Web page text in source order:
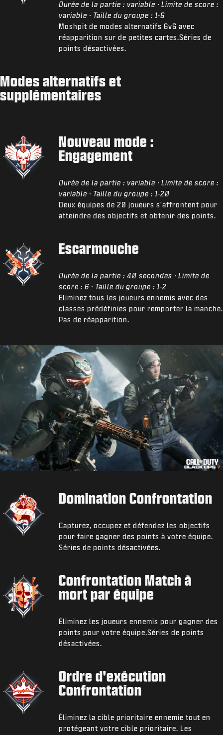
Durée de la partie : variable · Limite de score :
variable · Taille du groupe : 1-6
Moshpit de modes alternatifs 6v6 avec
réapparition sur de petites cartes.Séries de
points désactivées.
Modes alternatifs et
supplémentaires
Nouveau mode :
Engagement
Durée de la partie : variable · Limite de score :
variable · Taille du groupe : 1-20
Deux équipes de 20 joueurs s'affrontent pour
atteindre des objectifs et obtenir des points.
Escarmouche
Durée de la partie : 40 secondes · Limite de
score : 6 · Taille du groupe : 1-2
Éliminez tous les joueurs ennemis avec des
classes prédéfinies pour remporter la manche.
Pas de réapparition.
Domination Confrontation
Capturez, occupez et défendez les objectifs
pour faire gagner des points à votre équipe.
Séries de points désactivées.
Confrontation Match à
mort par équipe
Éliminez les joueurs ennemis pour gagner des
points pour votre équipe.Séries de points
désactivées.
Ordre d'exécution
Confrontation
Éliminez la cible prioritaire ennemie tout en
protégeant votre cible prioritaire. Les